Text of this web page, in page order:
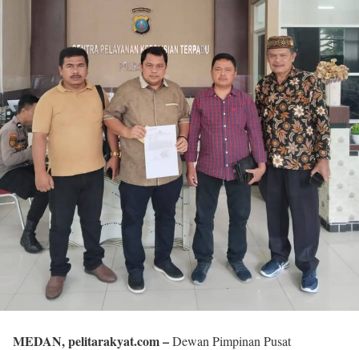
MEDAN, pelitarakyat.com –Dewan Pimpinan Pusat